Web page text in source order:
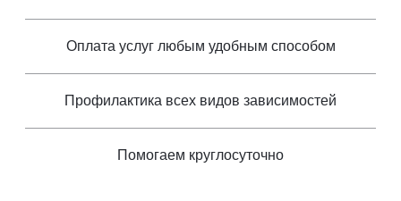
Оплата услуг любым удобным способом
Профилактика всех видов зависимостей
Помогаем круглосуточно